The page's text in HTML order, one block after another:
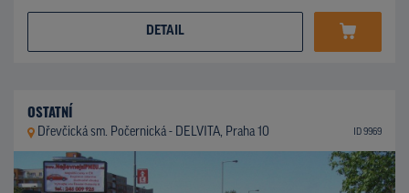
DETAIL
OSTATNÍ
Dřevčická sm. Počernická - DELVITA, Praha 10 ID 9969